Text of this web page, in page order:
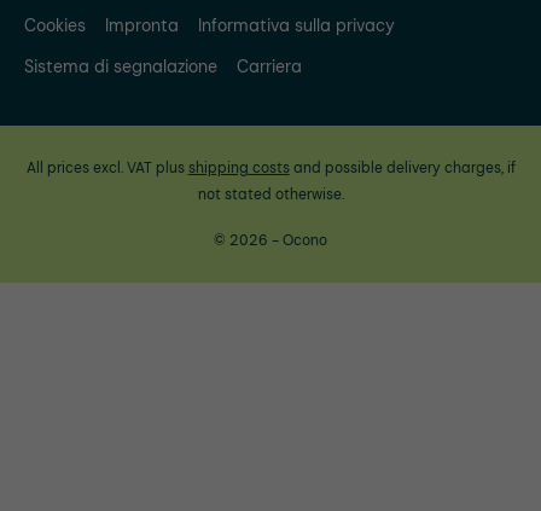
Cookies Impronta
Informativa sulla privacy
Sistema di segnalazione
Carriera
All prices excl. VAT plus shipping costsand possible delivery charges, if
not stated otherwise.
© 2026 - Ocono